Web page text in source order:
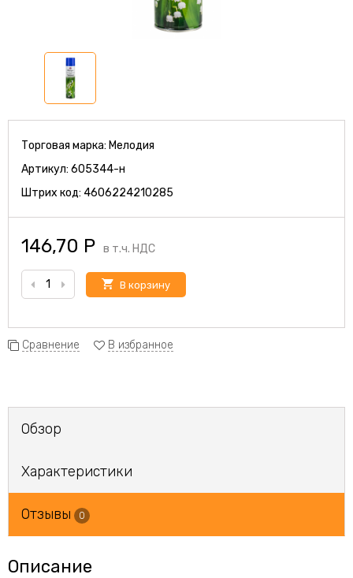
Торговая марка: Мелодия
Артикул: 605344-н
Штрих код: 4606224210285
146,70 Р в т.ч. НДС
В корзину
Сравнение В избранное
Обзор
Характеристики
Отзывы 0
Описание